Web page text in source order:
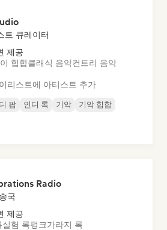
트 큐레이터
제공
힙합클래식 음악컨트리 음악
리스트에 아티스트 추가
팝 인디 록 기악
기악 힙합
Radio
국
제공
실험 록펑크가라지 록